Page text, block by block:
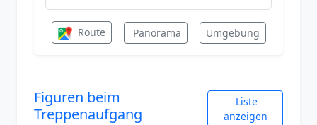
Route Panorama Umgebung
Figuren beim
Treppenaufgang
Liste
anzeigen